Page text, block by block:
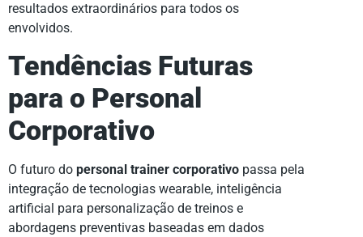
resultados extraordinários para todos os
envolvidos.
Tendências Futuras
para o Personal
Corporativo
O futuro do personal trainer corporativo passa pela
integração de tecnologias wearable, inteligência
artificial para personalização de treinos e
abordagens preventivas baseadas em dados